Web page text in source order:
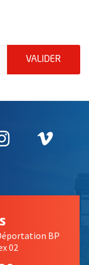
VALIDER
fenêtre
nouvelle
une
Instagram
, Ouvre
,
RSS
BP
02